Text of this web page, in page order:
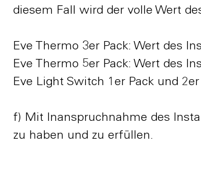
diesem Fall wird der volle Wert
Eve Thermo 3er Pack: Wert des
Eve Thermo 5er Pack: Wert des
Eve Light Switch 1er Pack und
f) Mit Inanspruchnahme des
zu haben und zu erfüllen.